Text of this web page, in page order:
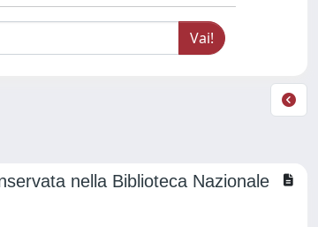
nella Biblioteca Nazionale